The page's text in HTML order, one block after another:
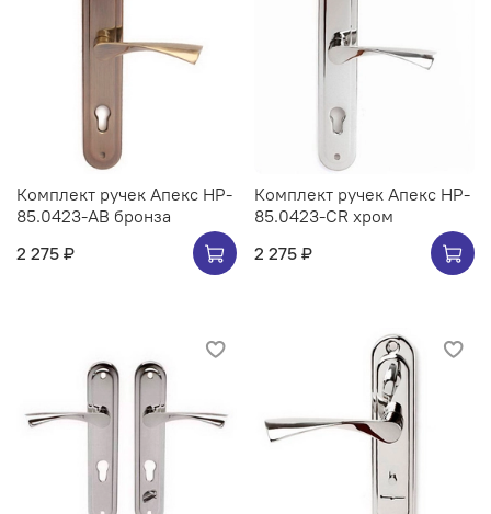
Комплект ручек Апекс HP-
85.0423-AB бронза
2 275 ₽
Комплект ручек Апекс HP-
85.0423-CR хром
2 275 ₽